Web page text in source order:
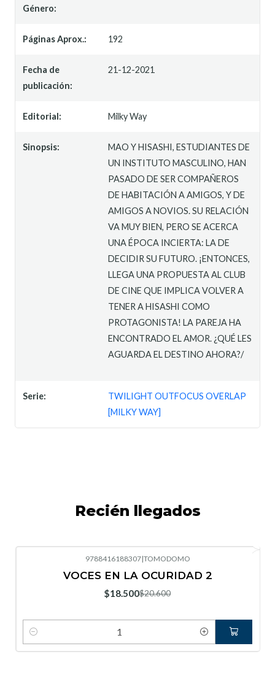
Género:
Páginas Aprox.: 192
Fecha de
publicación:
21-12-2021
Editorial: Milky Way
Sinopsis:
MAO Y HISASHI, ESTUDIANTES DE
UN INSTITUTO MASCULINO, HAN
PASADO DE SER COMPAÑEROS
DE HABITACIÓN A AMIGOS, Y DE
AMIGOS A NOVIOS. SU RELACIÓN
VA MUY BIEN, PERO SE ACERCA
UNA ÉPOCA INCIERTA: LA DE
DECIDIR SU FUTURO. ¡ENTONCES,
LLEGA UNA PROPUESTA AL CLUB
DE CINE QUE IMPLICA VOLVER A
TENER A HISASHI COMO
PROTAGONISTA! LA PAREJA HA
ENCONTRADO EL AMOR. ¿QUÉ LES
AGUARDA EL DESTINO AHORA?/
Serie:
TWILIGHT OUTFOCUS OVERLAP
[MILKY WAY]
Recién llegados
9788416188307|TOMODOMO
VOCES EN LA OCURIDAD 2
$18.500$20.600
Cantidad